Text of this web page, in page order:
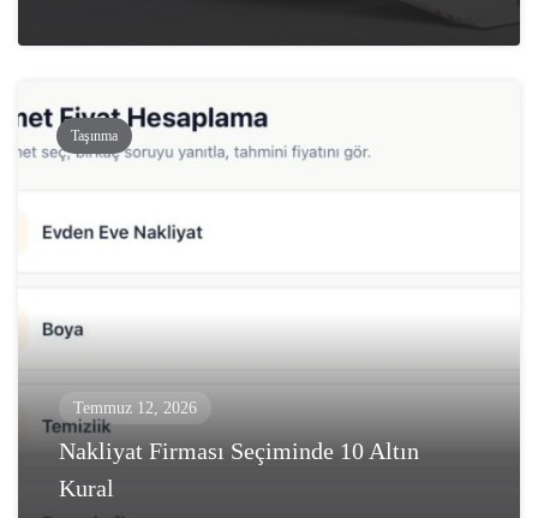
Taşınma
Temmuz 12, 2026
Nakliyat Firması Seçiminde 10 Altın
Kural